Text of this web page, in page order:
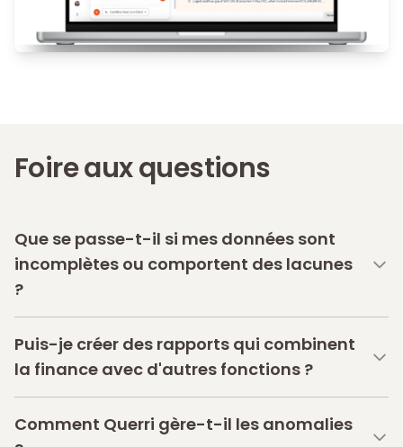
Foire aux questions
Que se passe-t-il si mes données sont
incomplètes ou comportent des lacunes
?
Puis-je créer des rapports qui combinent
la finance avec d'autres fonctions ?
Comment Querri gère-t-il les anomalies